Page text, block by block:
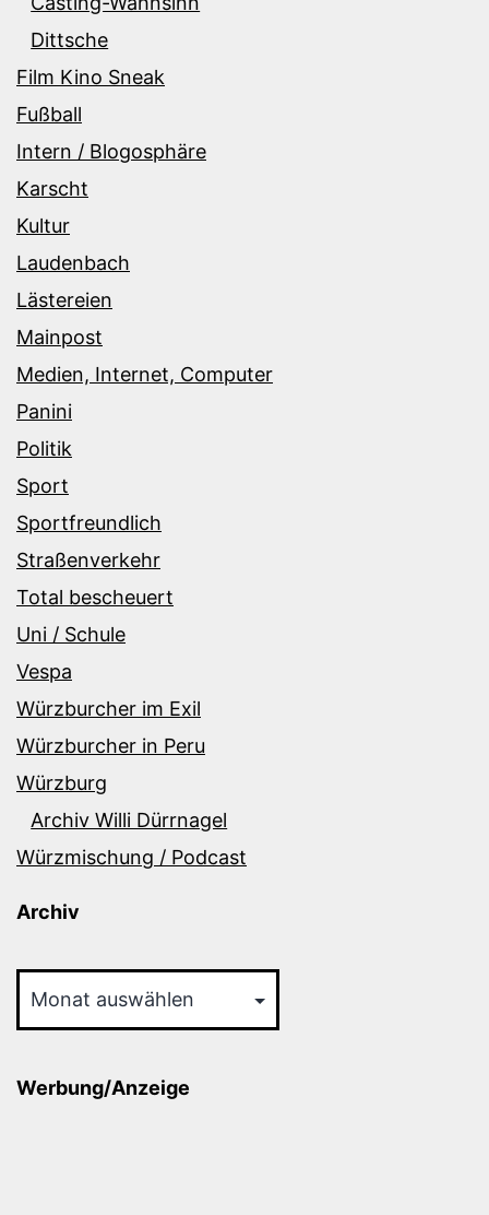
Dittsche
Film Kino Sneak
Fußball
Intern / Blogosphäre
Karscht
Kultur
Laudenbach
Lästereien
Mainpost
Medien, Internet, Computer
Panini
Politik
Sport
Sportfreundlich
Straßenverkehr
Total bescheuert
Uni / Schule
Vespa
Würzburcher im Exil
Würzburcher in Peru
Würzburg
Archiv Willi Dürrnagel
Würzmischung / Podcast
Archiv
Werbung/Anzeige